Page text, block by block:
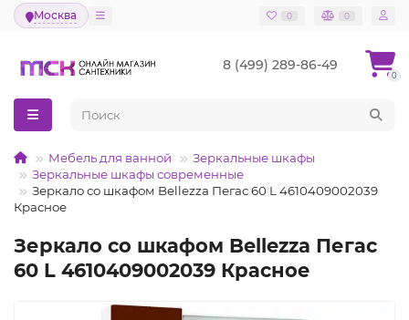
Москва 0 0
8 (499) 289-86-49
0
Мебель для ванной
Зеркальные шкафы
Зеркальные шкафы современные
Зеркало со шкафом Bellezza Пегас 60 L 4610409002039
Красное
Зеркало со шкафом Bellezza Пегас
60 L 4610409002039 Красное